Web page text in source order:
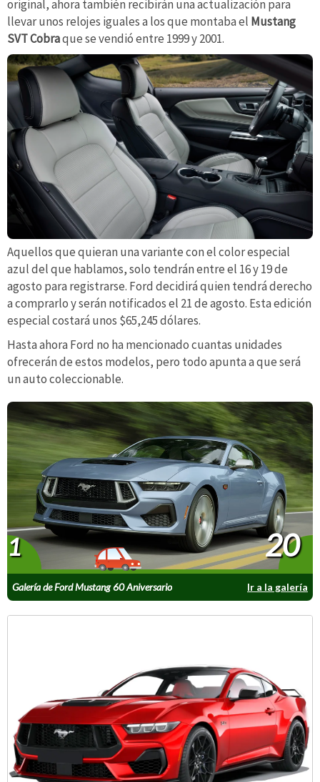
original, ahora también recibirán una actualización para
llevar unos relojes iguales a los que montaba el Mustang
SVT Cobraque se vendió entre 1999 y 2001.
Aquellos que quieran una variante con el color especial
azul del que hablamos, solo tendrán entre el 16 y 19 de
agosto para registrarse. Ford decidirá quien tendrá derecho
a comprarlo y serán notificados el 21 de agosto. Esta edición
especial costará unos $65,245 dólares.
Hasta ahora Ford no ha mencionado cuantas unidades
ofrecerán de estos modelos, pero todo apunta a que será
un auto coleccionable.
Galería de Ford Mustang 60 Aniversario Ir a la galería
1 20